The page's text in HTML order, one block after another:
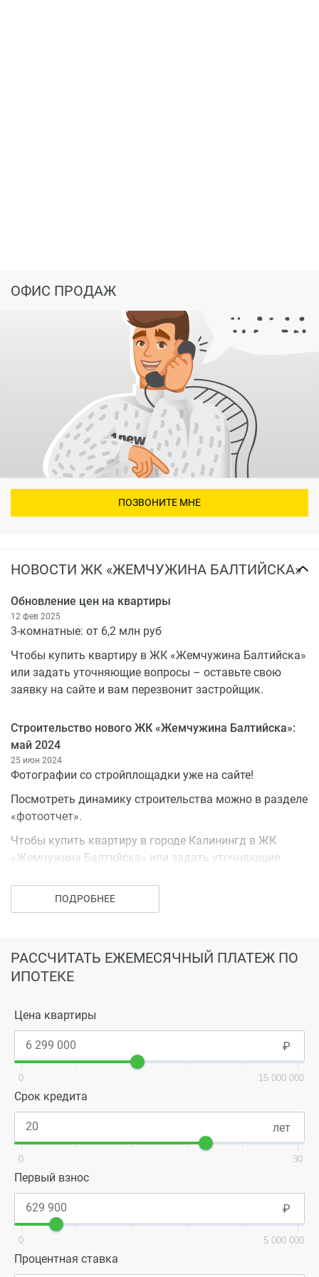
НОВОСТИ ЖК «ЖЕМЧУЖИНА БАЛТИЙСКА»
Обновление цен на квартиры
12 фев 2025
3-комнатные: от 6,2 млн руб
Чтобы купить квартиру в ЖК «Жемчужина Балтийска»
или задать уточняющие вопросы – оставьте свою
заявку на сайте и вам перезвонит застройщик.
Строительство нового ЖК «Жемчужина Балтийска»:
май 2024
25 июн 2024
Фотографии со стройплощадки уже на сайте!
Посмотреть динамику строительства можно в разделе
«фотоотчет».
Чтобы купить квартиру в городе Калинингд в ЖК
«Жемчужина Балтийска» или задать уточняющие
перезвонит застройщик.
ПОДРОБНЕЕ
РАССЧИТАТЬ ЕЖЕМЕСЯЧНЫЙ ПЛАТЕЖ ПО
ИПОТЕКЕ
Цена квартиры
0 15 000 000
Срок кредита
0 30
Первый взнос
0 5 000 000
Процентная ставка
ОФИС ПРОДАЖ
ПОЗВОНИТЕ МНЕ